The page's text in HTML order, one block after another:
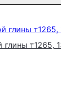
глины т1265,